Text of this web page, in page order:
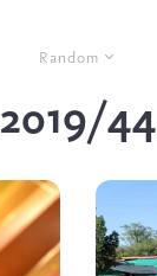
Random
2019/44